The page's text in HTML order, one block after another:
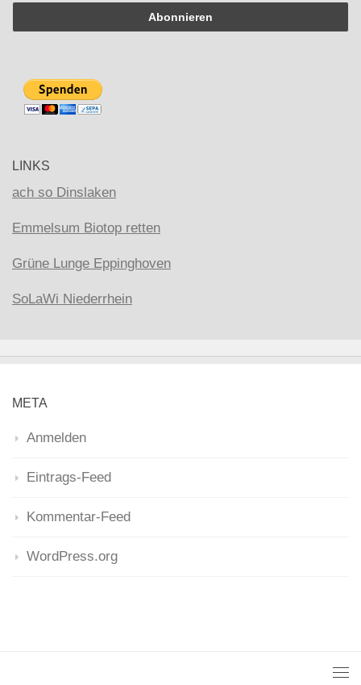
LINKS
ach so Dinslaken
Emmelsum Biotop retten
Grüne Lunge Eppinghoven
SoLaWi Niederrhein
META
Anmelden
Eintrags-Feed
Kommentar-Feed
WordPress.org